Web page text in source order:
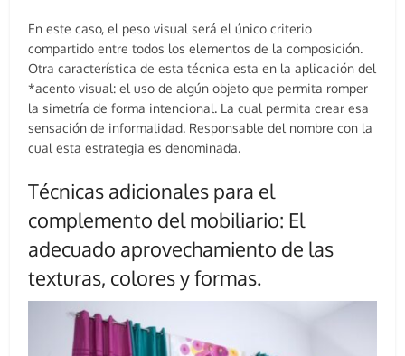
En este caso, el peso visual será el único criterio
compartido entre todos los elementos de la composición.
Otra característica de esta técnica esta en la aplicación del
*acento visual: el uso de algún objeto que permita romper
la simetría de forma intencional. La cual permita crear esa
sensación de informalidad. Responsable del nombre con la
cual esta estrategia es denominada.
Técnicas adicionales para el
complemento del mobiliario: El
adecuado aprovechamiento de las
texturas, colores y formas.